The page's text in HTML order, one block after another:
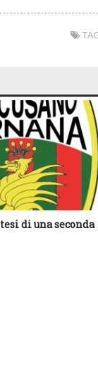
di una seconda